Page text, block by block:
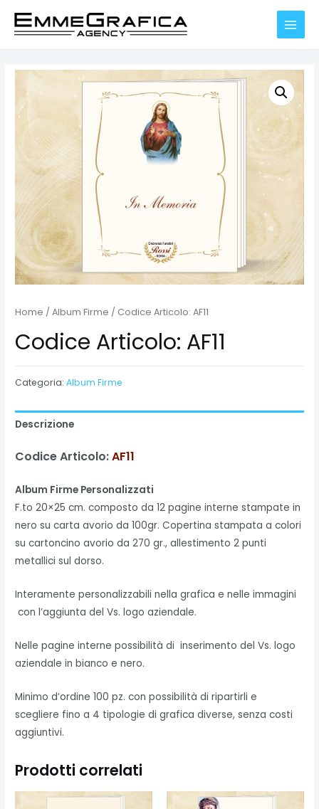
MAIN
Home /Album Firme / Codice Articolo: AF11
Codice Articolo: AF11
Categoria:Album Firme
Descrizione
Codice Articolo:AF11
Album Firme Personalizzati
F.to 20×25 cm. composto da 12 pagine interne stampate in
nero su carta avorio da 100gr. Copertina stampata a colori
su cartoncino avorio da 270 gr., allestimento 2 punti
metallici sul dorso.
Interamente personalizzabili nella grafica e nelle immagini
con l’aggiunta del Vs. logo aziendale.
Nelle pagine interne possibilità di inserimento del Vs. logo
aziendale in bianco e nero.
Minimo d’ordine 100 pz. con possibilità di ripartirli e
scegliere fino a 4 tipologie di grafica diverse, senza costi
aggiuntivi.
Prodotti correlati